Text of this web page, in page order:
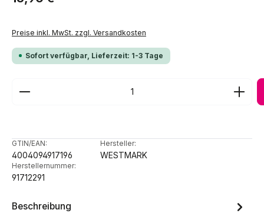
Preise inkl. MwSt. zzgl. Versandkosten
Sofort verfügbar, Lieferzeit: 1-3 Tage
Produkt Anzahl: Gib den gewünschten Wert ein
GTIN/EAN:
4004094917196
Hersteller:
WESTMARK
Herstellernummer:
91712291
Beschreibung